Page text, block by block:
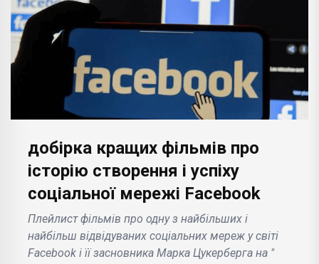
добірка кращих фільмів про
історію створення і успіху
соціальної мережі Facebook
Плейлист фільмів про одну з найбільших і
найбільш відвідуваних соціальних мереж у світі
Facebook і її засновника Марка Цукерберга на "